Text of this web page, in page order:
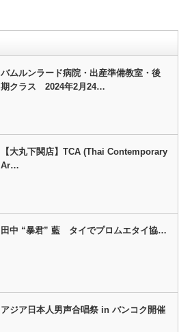
バムルンラード病院・出産準備教室・後
期クラス 2024年2月24…
【大丸下関店】TCA (Thai Contemporary
Ar…
田中 “暴君” 藍 タイでプロムエタイ協…
アジア日本人男声合唱祭 in バンコク開催